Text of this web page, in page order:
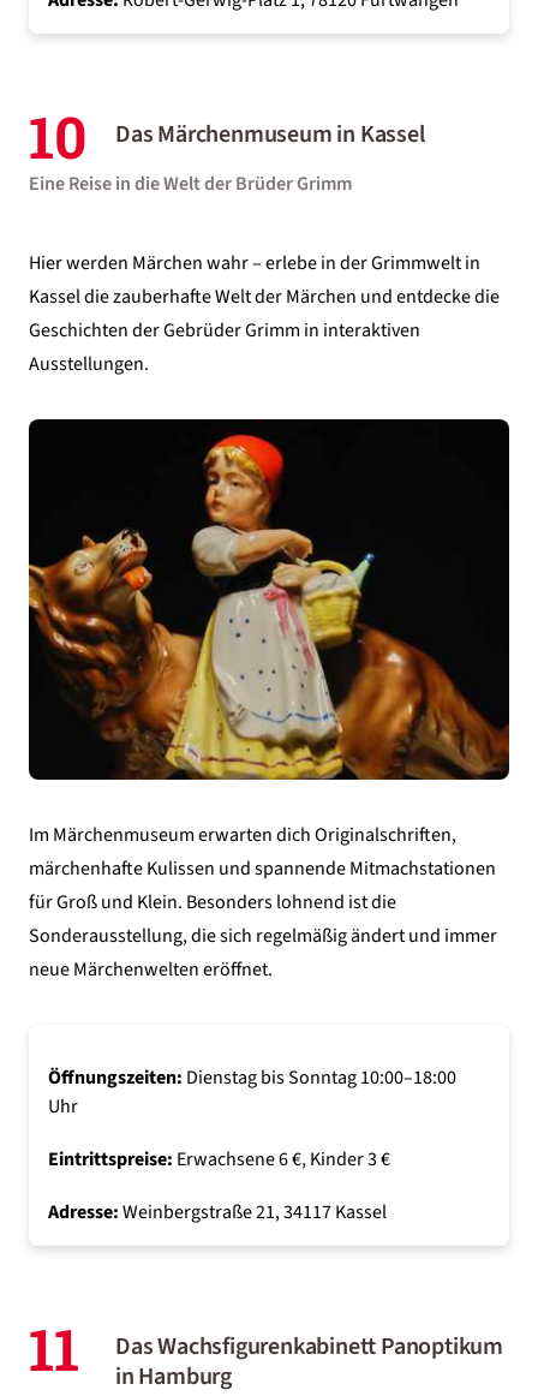
10 Das Märchenmuseum in Kassel
Eine Reise in die Welt der Brüder Grimm
Hier werden Märchen wahr – erlebe in der Grimmwelt in
Kassel die zauberhafte Welt der Märchen und entdecke die
Geschichten der Gebrüder Grimm in interaktiven
Ausstellungen.
Im Märchenmuseum erwarten dich Originalschriften,
märchenhafte Kulissen und spannende Mitmachstationen
für Groß und Klein. Besonders lohnend ist die
Sonderausstellung, die sich regelmäßig ändert und immer
neue Märchenwelten eröffnet.
Öffnungszeiten: Dienstag bis Sonntag 10:00–18:00
Uhr
Eintrittspreise: Erwachsene 6 €, Kinder 3 €
Adresse:Weinbergstraße 21, 34117 Kassel
11
Das Wachsfigurenkabinett Panoptikum
in Hamburg